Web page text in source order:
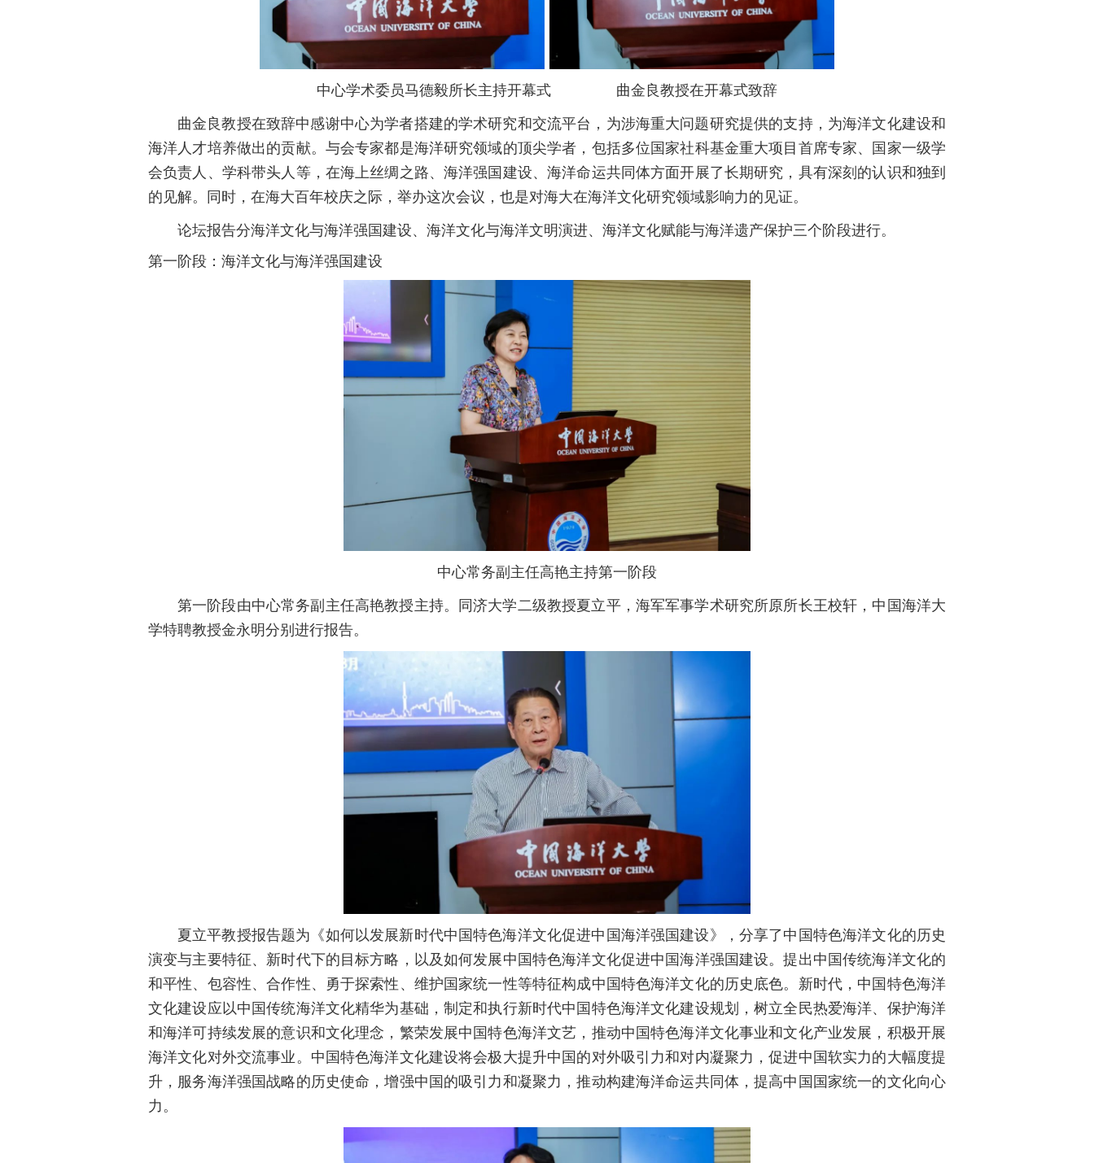
中心学术委员马德毅所长主持开幕式 曲金良教授在开幕式致辞
曲金良教授在致辞中感谢中心为学者搭建的学术研究和交流平台，为涉海重大问题研究提供的支持，为海洋文化建设和
海洋人才培养做出的贡献。与会专家都是海洋研究领域的顶尖学者，包括多位国家社科基金重大项目首席专家、国家一级学
会负责人、学科带头人等，在海上丝绸之路、海洋强国建设、海洋命运共同体方面开展了长期研究，具有深刻的认识和独到
的见解。同时，在海大百年校庆之际，举办这次会议，也是对海大在海洋文化研究领域影响力的见证。
论坛报告分海洋文化与海洋强国建设、海洋文化与海洋文明演进、海洋文化赋能与海洋遗产保护三个阶段进行。
第一阶段：海洋文化与海洋强国建设
中心常务副主任高艳主持第一阶段
第一阶段由中心常务副主任高艳教授主持。同济大学二级教授夏立平，海军军事学术研究所原所长王校轩，中国海洋大
学特聘教授金永明分别进行报告。
夏立平教授报告题为《如何以发展新时代中国特色海洋文化促进中国海洋强国建设》，分享了中国特色海洋文化的历史
演变与主要特征、新时代下的目标方略，以及如何发展中国特色海洋文化促进中国海洋强国建设。提出中国传统海洋文化的
和平性、包容性、合作性、勇于探索性、维护国家统一性等特征构成中国特色海洋文化的历史底色。新时代，中国特色海洋
文化建设应以中国传统海洋文化精华为基础，制定和执行新时代中国特色海洋文化建设规划，树立全民热爱海洋、保护海洋
和海洋可持续发展的意识和文化理念，繁荣发展中国特色海洋文艺，推动中国特色海洋文化事业和文化产业发展，积极开展
海洋文化对外交流事业。中国特色海洋文化建设将会极大提升中国的对外吸引力和对内凝聚力，促进中国软实力的大幅度提
升，服务海洋强国战略的历史使命，增强中国的吸引力和凝聚力，推动构建海洋命运共同体，提高中国国家统一的文化向心
力。